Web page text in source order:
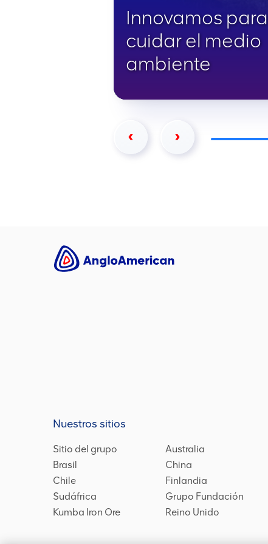
Innovamos para
cuidar el medio
ambiente
Nuestros sitios
Sitio del grupo
Australia
Brasil
China
Chile
Finlandia
Sudáfrica
Grupo Fundación
Kumba Iron Ore
Reino Unido